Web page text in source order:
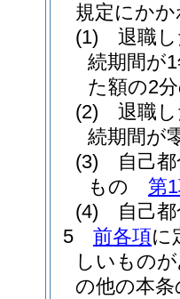
規定にか
(1)
退職
続期間が
た額の2
(2)
退職
続期間が
(3)
自己
もの 第
(4)
自己
5
前各項に
しいもの
の他の本